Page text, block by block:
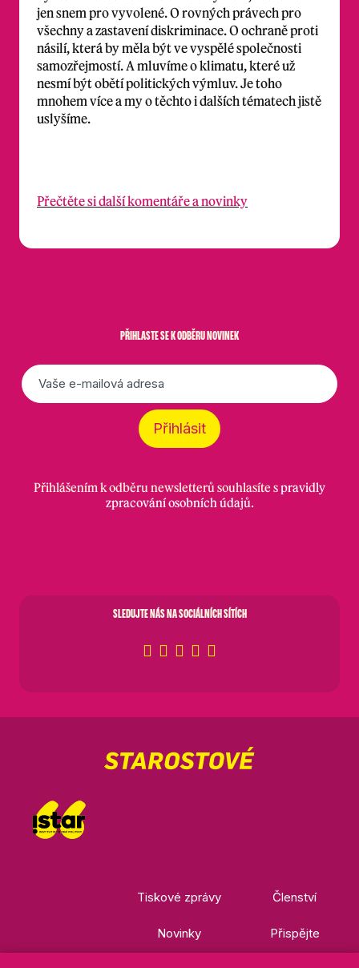
jen snem pro vyvolené. O rovných právech pro
všechny a zastavení diskriminace. O ochraně proti
násilí, která by měla být ve vyspělé společnosti
samozřejmostí. A mluvíme o klimatu, které už
nesmí být obětí politických výmluv. Je toho
mnohem více a my o těchto i dalších tématech jistě
uslyšíme.
Přečtěte si další komentáře a novinky
PŘIHLASTE SE K ODBĚRU NOVINEK
E-
mail
Přihlásit
Přihlášením k odběru newsletterů souhlasíte spravidly
zpracování osobních údajů.
SLEDUJTE NÁS NA SOCIÁLNÍCH SÍTÍCH
Tiskové zprávy
Novinky
Členství
Přispějte